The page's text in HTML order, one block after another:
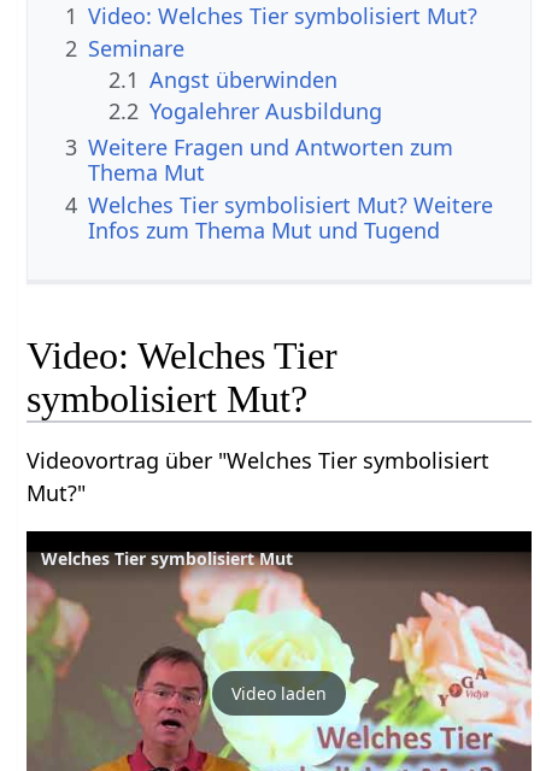
1 Video: Welches Tier symbolisiert Mut?
2 Seminare
2.1 Angst überwinden
2.2 Yogalehrer Ausbildung
3 Weitere Fragen und Antworten zum
Thema Mut
4 Welches Tier symbolisiert Mut? Weitere
Infos zum Thema Mut und Tugend
Video: Welches Tier
symbolisiert Mut?
Videovortrag über "Welches Tier symbolisiert
Mut?"
Welches Tier symbolisiert Mut
Video laden